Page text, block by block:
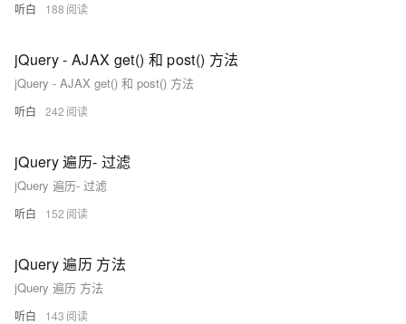
听白 188
jQuery - AJAX get() 和 post() 方法
jQuery - AJAX get() 和 post() 方法
听白 242
jQuery 遍历- 过滤
jQuery 遍历- 过滤
听白 152
jQuery 遍历 方法
jQuery 遍历 方法
听白 143